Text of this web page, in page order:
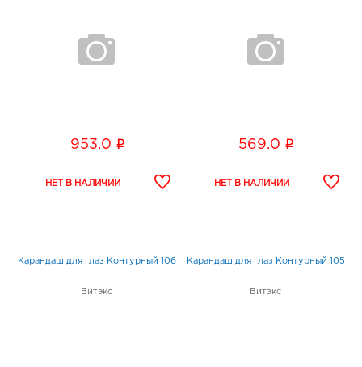
953.0 i 569.0 i
Карандаш для глаз Контурный 106
Витэкс
Карандаш для глаз Контурный 105
Витэкс